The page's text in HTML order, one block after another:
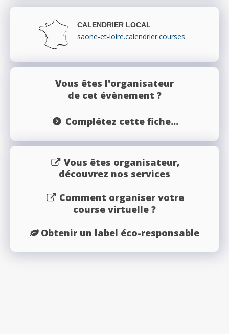
CALENDRIER LOCAL
saone-et-loire.calendrier.courses
Vous êtes l'organisateur
de cet évènement ?
Complétez cette fiche...
Vous êtes organisateur,
découvrez nos services
Comment organiser votre
course virtuelle ?
Obtenir un label éco-responsable